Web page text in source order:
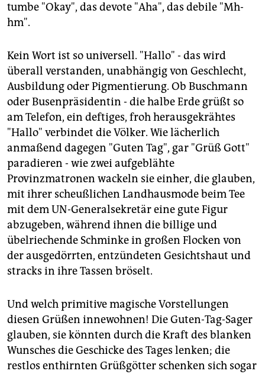
tumbe "Okay", das devote "Aha", das debile "Mh-
hm".
Kein Wort ist so universell. "Hallo" - das wird
überall verstanden, unabhängig von Geschlecht,
Ausbildung oder Pigmentierung. Ob Buschmann
oder Busenpräsidentin - die halbe Erde grüßt so
am Telefon, ein deftiges, froh herausgekrähtes
"Hallo" verbindet die Völker. Wie lächerlich
anmaßend dagegen "Guten Tag", gar "Grüß Gott"
paradieren - wie zwei aufgeblähte
Provinzmatronen wackeln sie einher, die glauben,
mit ihrer scheußlichen Landhausmode beim Tee
mit dem UN-Generalsekretär eine gute Figur
abzugeben, während ihnen die billige und
übelriechende Schminke in großen Flocken von
der ausgedörrten, entzündeten Gesichtshaut und
stracks in ihre Tassen bröselt.
Und welch primitive magische Vorstellungen
diesen Grüßen innewohnen! Die Guten-Tag-Sager
glauben, sie könnten durch die Kraft des blanken
Wunsches die Geschicke des Tages lenken; die
restlos enthirnten Grüßgötter schenken sich sogar